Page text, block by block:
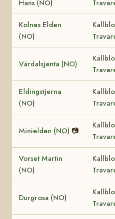
Hans (NO)
Kolnes Elden
(NO)
Värdalsjenta (NO)
Eldingstjerna
(NO)
Minielden (NO) 📷
Vorset Martin
(NO)
Durgrosa (NO)